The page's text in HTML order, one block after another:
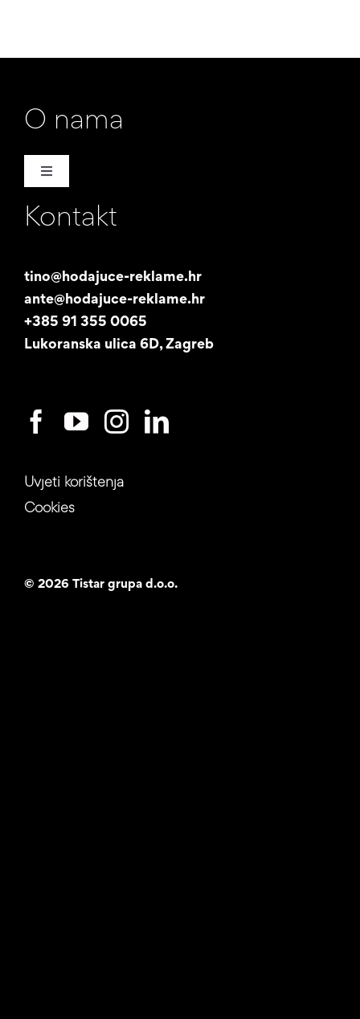
O nama
Toggle
Naša priča
Studentski posao
Kontakt
tino@hodajuce-reklame.hr
ante@hodajuce-reklame.hr
+385 91 355 0065
Lukoranska ulica 6D, Zagreb
Uvjeti korištenja
Cookies
© 2026 Tistar grupa d.o.o.